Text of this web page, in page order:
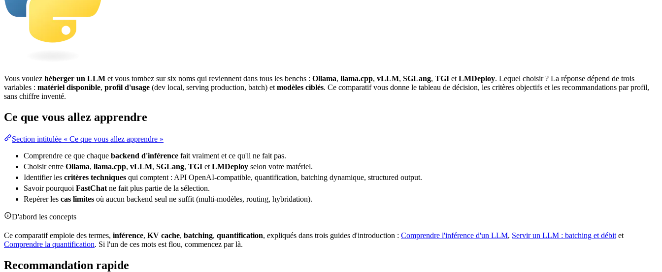
Vous voulez héberger un LLM et vous tombez sur six noms qui reviennent dans tous les benchs : Ollama, llama.cpp, vLLM, SGLang, TGI et LMDeploy. Lequel choisir ? La réponse dépend de trois
variables : matériel disponible, profil d'usage (dev local, serving production, batch) et modèles ciblés. Ce comparatif vous donne le tableau de décision, les critères objectifs et les recommandations par profil,
sans chiffre inventé.
Ce que vous allez apprendre
Section intitulée « Ce que vous allez apprendre »
Comprendre ce que chaque backend d'inférence fait vraiment et ce qu'il ne fait pas.
Choisir entre Ollama, llama.cpp, vLLM, SGLang, TGI et LMDeploy selon votre matériel.
Identifier les critères techniques qui comptent : API OpenAI-compatible, quantification, batching dynamique, structured output.
Savoir pourquoi FastChat ne fait plus partie de la sélection.
Repérer les cas limites où aucun backend seul ne suffit (multi-modèles, routing, hybridation).
D'abord les concepts
Ce comparatif emploie des termes, inférence, KV cache, batching, quantification, expliqués dans trois guides d'introduction : Comprendre l'inférence d'un LLM, Servir un LLM : batching et débit et
Comprendre la quantification. Si l'un de ces mots est flou, commencez par là.
Recommandation rapide